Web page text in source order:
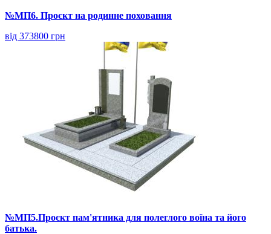
№МП6. Проєкт на родинне поховання
від 373800 грн
№МП5.Проєкт пам'ятника для полеглого воїна та його
батька.